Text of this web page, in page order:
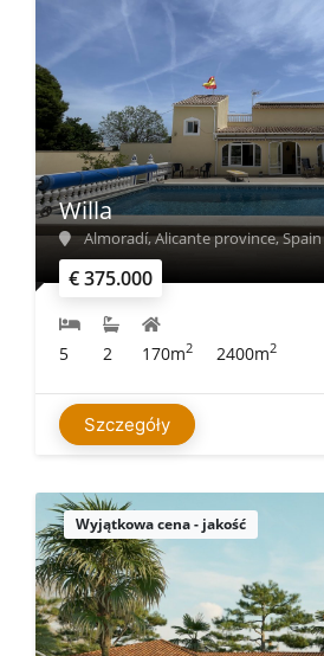
€ 375.000
Willa
Almoradí, Alicante province, Spain
5 2 170m2 2400m2
Szczegóły
Wyjątkowa cena - jakość